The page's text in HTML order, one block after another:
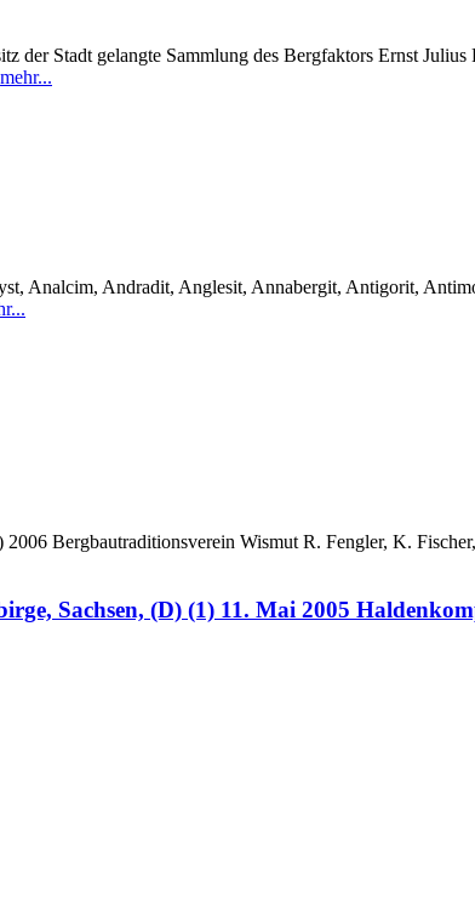
der Stadt gelangte Sammlung des Bergfaktors Ernst
mehr...
Analcim, Andradit, Anglesit, Annabergit, Antigorit,
Bergbautraditionsverein Wismut R. Fengler, K.
Sachsen, (D) (1) 11. Mai 2005